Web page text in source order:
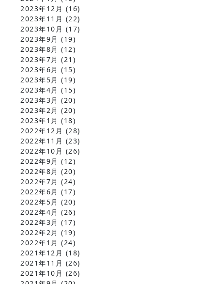
2023年12月 (16)
2023年11月 (22)
2023年10月 (17)
2023年9月 (19)
2023年8月 (12)
2023年7月 (21)
2023年6月 (15)
2023年5月 (19)
2023年4月 (15)
2023年3月 (20)
2023年2月 (20)
2023年1月 (18)
2022年12月 (28)
2022年11月 (23)
2022年10月 (26)
2022年9月 (12)
2022年8月 (20)
2022年7月 (24)
2022年6月 (17)
2022年5月 (20)
2022年4月 (26)
2022年3月 (17)
2022年2月 (19)
2022年1月 (24)
2021年12月 (18)
2021年11月 (26)
2021年10月 (26)